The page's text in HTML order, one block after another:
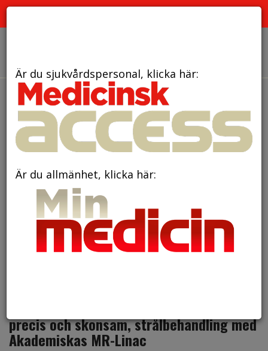
precis och skonsam, strålbehandling med
Akademiskas MR-Linac
Är du sjukvårdspersonal, klicka här:
Är du allmänhet, klicka här: